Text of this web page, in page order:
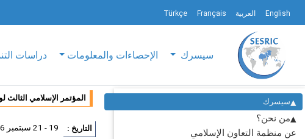
English العربية Français
Türkçe
سيسرك الإحصاءات والمعلومات دراسات
سيسرك
من نحن؟
عن منظمة التعاون الإسلامي
المؤتمر الإسلامي الثالث
التاريخ : 19 - 21 سبتمبر 2006